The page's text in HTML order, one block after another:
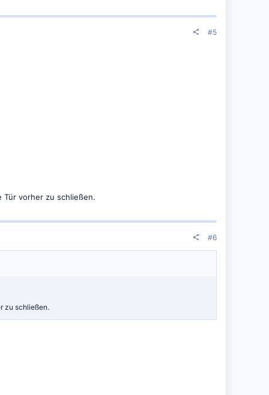
#5
Tür vorher zu schließen.
#6
zu schließen.